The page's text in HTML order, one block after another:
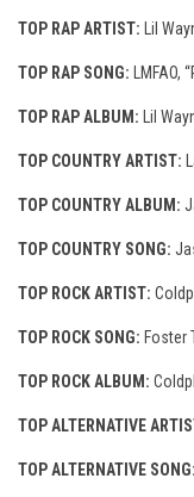
TOP RAP ARTIST: Lil
TOP RAP SONG:
TOP RAP ALBUM: Lil
TOP COUNTRY ARTIST:
TOP COUNTRY ALBUM:
TOP COUNTRY SONG:
TOP ROCK ARTIST:
TOP ROCK SONG: Foster
TOP ROCK ALBUM:
TOP ALTERNATIVE
TOP ALTERNATIVE SONG: